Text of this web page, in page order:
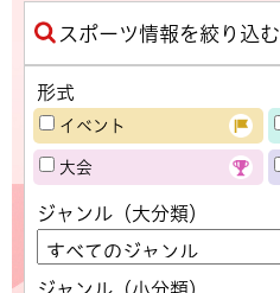
スポーツ情報を絞り込む
形式
イベント
大会
ジャンル（大分類）